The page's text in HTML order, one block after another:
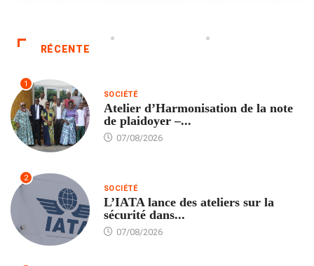
RÉCENTE
1
SOCIÉTÉ
Atelier d’Harmonisation de la note
de plaidoyer –...
07/08/2026
2
SOCIÉTÉ
L’IATA lance des ateliers sur la
sécurité dans...
07/08/2026